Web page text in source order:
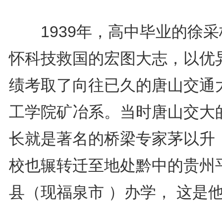
1939年，高中毕业的徐采
怀科技救国的宏图大志，以优
绩考取了向往已久的唐山交通
工学院矿冶系。当时唐山交大
长就是著名的桥梁专家茅以升
校也辗转迁至地处黔中的贵州
县（现福泉市 ）办学， 这是